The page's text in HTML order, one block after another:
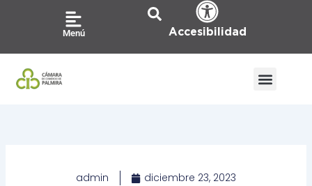
Menú Accesibilidad
admin diciembre 23, 2023